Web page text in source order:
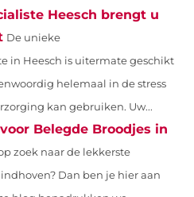
Heesch brengt u
De unieke
in Heesch is uitermate geschikt
helemaal in de stress
kan gebruiken. Uw...
Belegde Broodjes in
zoek naar de lekkerste
Dan ben je hier aan